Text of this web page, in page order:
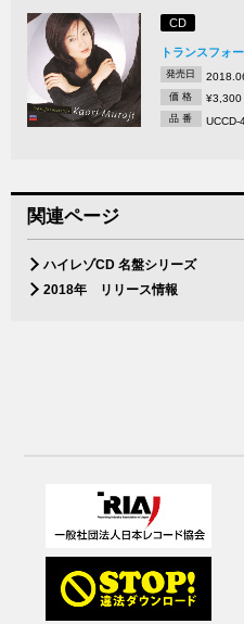
CD
トランスフォ
発売日
価 格 ¥3,300
品 番 UCCD-
関連ページ
ハイレゾCD 名盤シリーズ
2018年 リリース情報